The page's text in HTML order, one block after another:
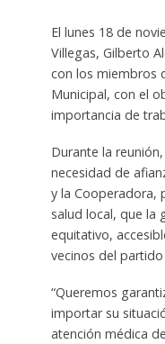
El lunes 18 de
Villegas, Gilberto
con los miembros
Municipal, con el
importancia de
Durante la
necesidad de
y la Cooperadora,
salud local, que la
equitativo,
vecinos del partido
“Queremos
importar su
atención médica